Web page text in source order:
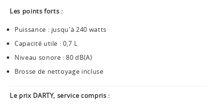
Les points forts :
Puissance : jusqu'à 240 watts
Capacité utile : 0,7 L
Niveau sonore : 80 dB(A)
Brosse de nettoyage incluse
Le prix DARTY, service compris :